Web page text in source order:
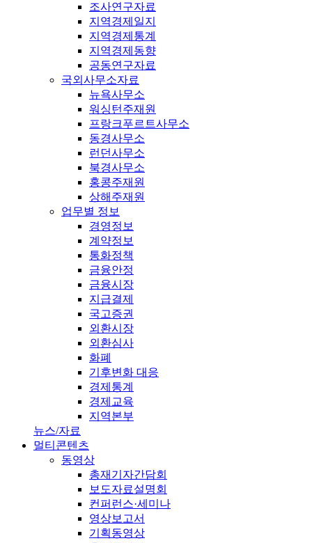
조사연구자료
지역경제일지
지역경제통계
지역경제동향
공동연구자료
국외사무소자료
뉴욕사무소
워싱턴주재원
프랑크푸르트사무소
동경사무소
런던사무소
북경사무소
홍콩주재원
상해주재원
업무별 정보
경영정보
계약정보
통화정책
금융안정
금융시장
지급결제
국고증권
외환시장
외환심사
화폐
기후변화 대응
경제통계
경제교육
지역본부
뉴스/자료
멀티콘텐츠
동영상
총재기자간담회
보도자료설명회
컨퍼런스·세미나
영상보고서
기획동영상